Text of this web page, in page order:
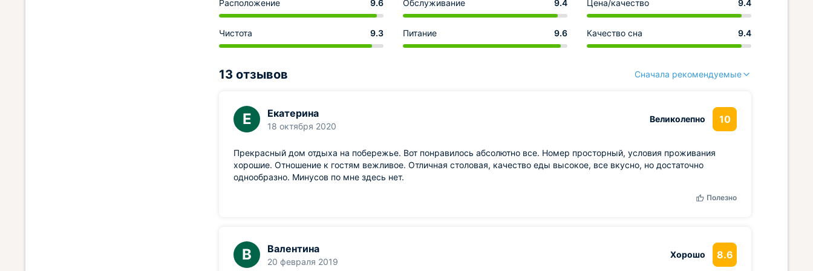
Расположение 9.6 Обслуживание 9.4 Цена/качество 9.4
Чистота 9.3 Питание 9.6 Качество сна 9.4
13 отзывов Сначала рекомендуемые
Е Екатерина
18 октября 2020
Великолепно 10
Прекрасный дом отдыха на побережье. Вот понравилось абсолютно все. Номер просторный, условия проживания
хорошие. Отношение к гостям вежливое. Отличная столовая, качество еды высокое, все вкусно, но достаточно
однообразно. Минусов по мне здесь нет.
Полезно
В Валентина
20 февраля 2019
Хорошо 8.6